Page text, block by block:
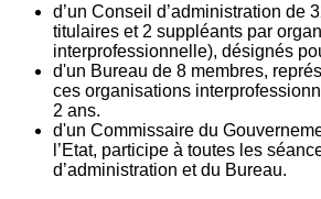
d’un Conseil d’administration de
titulaires et 2 suppléants par
interprofessionnelle), désignés
d'un Bureau de 8 membres,
ces organisations
2 ans.
d'un Commissaire du
l’Etat, participe à toutes les
d’administration et du Bureau.